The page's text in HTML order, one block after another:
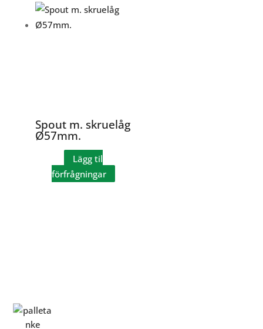
Spout m. skruelåg
Ø57mm.
Lägg til
förfrågningar